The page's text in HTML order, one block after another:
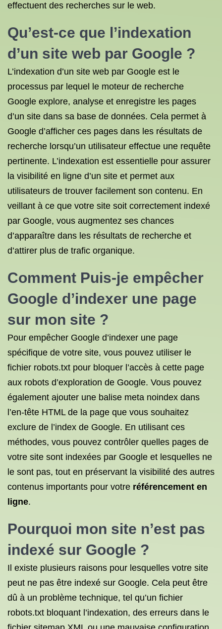
effectuent des recherches sur le web.
Qu’est-ce que l’indexation
d’un site web par Google ?
L’indexation d’un site web par Google est le
processus par lequel le moteur de recherche
Google explore, analyse et enregistre les pages
d’un site dans sa base de données. Cela permet à
Google d’afficher ces pages dans les résultats de
recherche lorsqu’un utilisateur effectue une requête
pertinente. L’indexation est essentielle pour assurer
la visibilité en ligne d’un site et permet aux
utilisateurs de trouver facilement son contenu. En
veillant à ce que votre site soit correctement indexé
par Google, vous augmentez ses chances
d’apparaître dans les résultats de recherche et
d’attirer plus de trafic organique.
Comment Puis-je empêcher
Google d’indexer une page
sur mon site ?
Pour empêcher Google d’indexer une page
spécifique de votre site, vous pouvez utiliser le
fichier robots.txt pour bloquer l’accès à cette page
aux robots d’exploration de Google. Vous pouvez
également ajouter une balise meta noindex dans
l’en-tête HTML de la page que vous souhaitez
exclure de l’index de Google. En utilisant ces
méthodes, vous pouvez contrôler quelles pages de
votre site sont indexées par Google et lesquelles ne
le sont pas, tout en préservant la visibilité des autres
contenus importants pour votre référencement en
ligne.
Pourquoi mon site n’est pas
indexé sur Google ?
Il existe plusieurs raisons pour lesquelles votre site
peut ne pas être indexé sur Google. Cela peut être
dû à un problème technique, tel qu’un fichier
robots.txt bloquant l’indexation, des erreurs dans le